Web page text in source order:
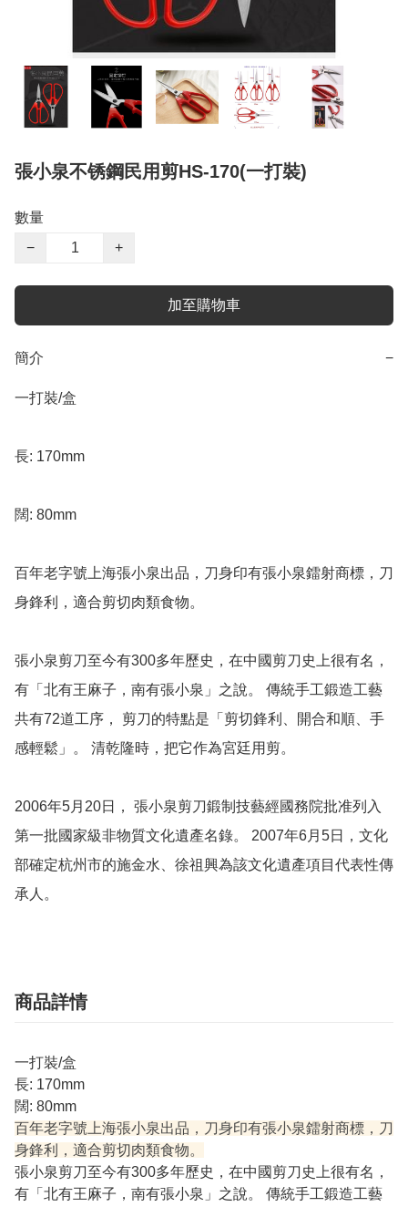
張小泉不锈鋼民用剪HS-170(一打裝)
數量
−
+
加至購物車
簡介 −
一打裝/盒
長: 170mm
闊: 80mm
百年老字號上海張小泉出品，刀身印有張小泉鐳射商標，刀
身鋒利，適合剪切肉類食物。
張小泉剪刀至今有300多年歷史，在中國剪刀史上很有名，
有「北有王麻子，南有張小泉」之說。 傳統手工鍛造工藝
共有72道工序， 剪刀的特點是「剪切鋒利、開合和順、手
感輕鬆」。 清乾隆時，把它作為宮廷用剪。
2006年5月20日， 張小泉剪刀鍛制技藝經國務院批准列入
第一批國家級非物質文化遺產名錄。 2007年6月5日，文化
部確定杭州市的施金水、徐祖興為該文化遺產項目代表性傳
承人。
商品詳情
一打裝/盒
長: 170mm
闊: 80mm
百年老字號上海張小泉出品，刀身印有張小泉鐳射商標，刀
身鋒利，適合剪切肉類食物。
張小泉剪刀至今有300多年歷史，在中國剪刀史上很有名，
有「北有王麻子，南有張小泉」之說。 傳統手工鍛造工藝